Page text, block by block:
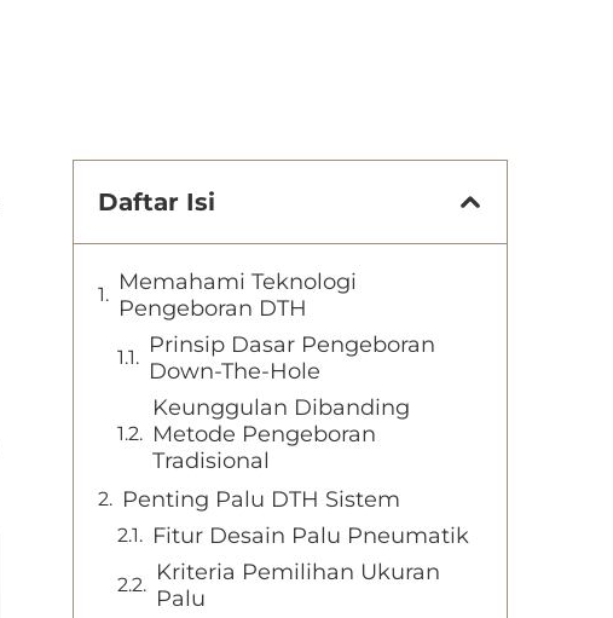
Daftar Isi
Memahami Teknologi
Pengeboran DTH
Prinsip Dasar Pengeboran
Down-The-Hole
Keunggulan Dibanding
Metode Pengeboran
Tradisional
Penting Palu DTH Sistem
Fitur Desain Palu Pneumatik
Kriteria Pemilihan Ukuran
Palu